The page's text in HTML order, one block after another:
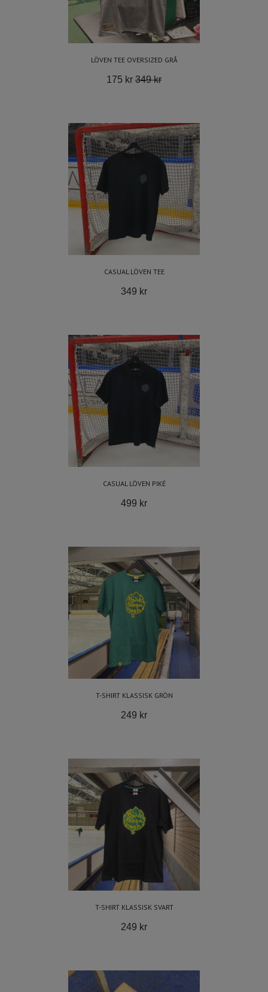
LÖVEN TEE OVERSIZED GRÅ
175 kr 349 kr
CASUAL LÖVEN TEE
349 kr
CASUAL LÖVEN PIKÉ
499 kr
T-SHIRT KLASSISK GRÖN
249 kr
T-SHIRT KLASSISK SVART
249 kr